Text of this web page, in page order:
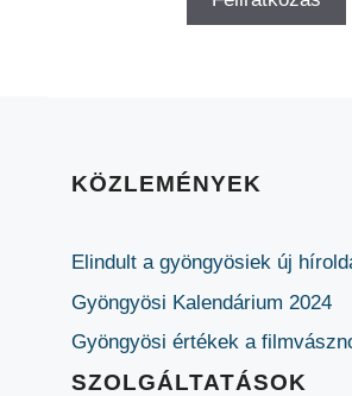
KÖZLEMÉNYEK
Elindult a gyöngyösiek új
Gyöngyösi Kalendárium 2024
Gyöngyösi értékek a
SZOLGÁLTATÁSOK